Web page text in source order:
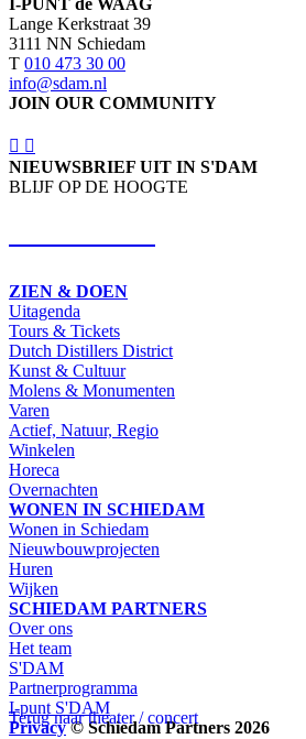
Terug naar theater / concert
I-PUNT de WAAG
Lange Kerkstraat 39
3111 NN Schiedam
T 010 473 30 00
info@sdam.nl
JOIN OUR COMMUNITY
NIEUWSBRIEF UIT IN S'DAM
BLIJF OP DE HOOGTE
ZIEN & DOEN
Uitagenda
Tours & Tickets
Dutch Distillers District
Kunst & Cultuur
Molens & Monumenten
Varen
Actief, Natuur, Regio
Winkelen
Horeca
Overnachten
WONEN IN SCHIEDAM
Wonen in Schiedam
Nieuwbouwprojecten
Huren
Wijken
SCHIEDAM PARTNERS
Over ons
Het team
S'DAM
Partnerprogramma
I-punt S'DAM
Privacy © Schiedam Partners 2026